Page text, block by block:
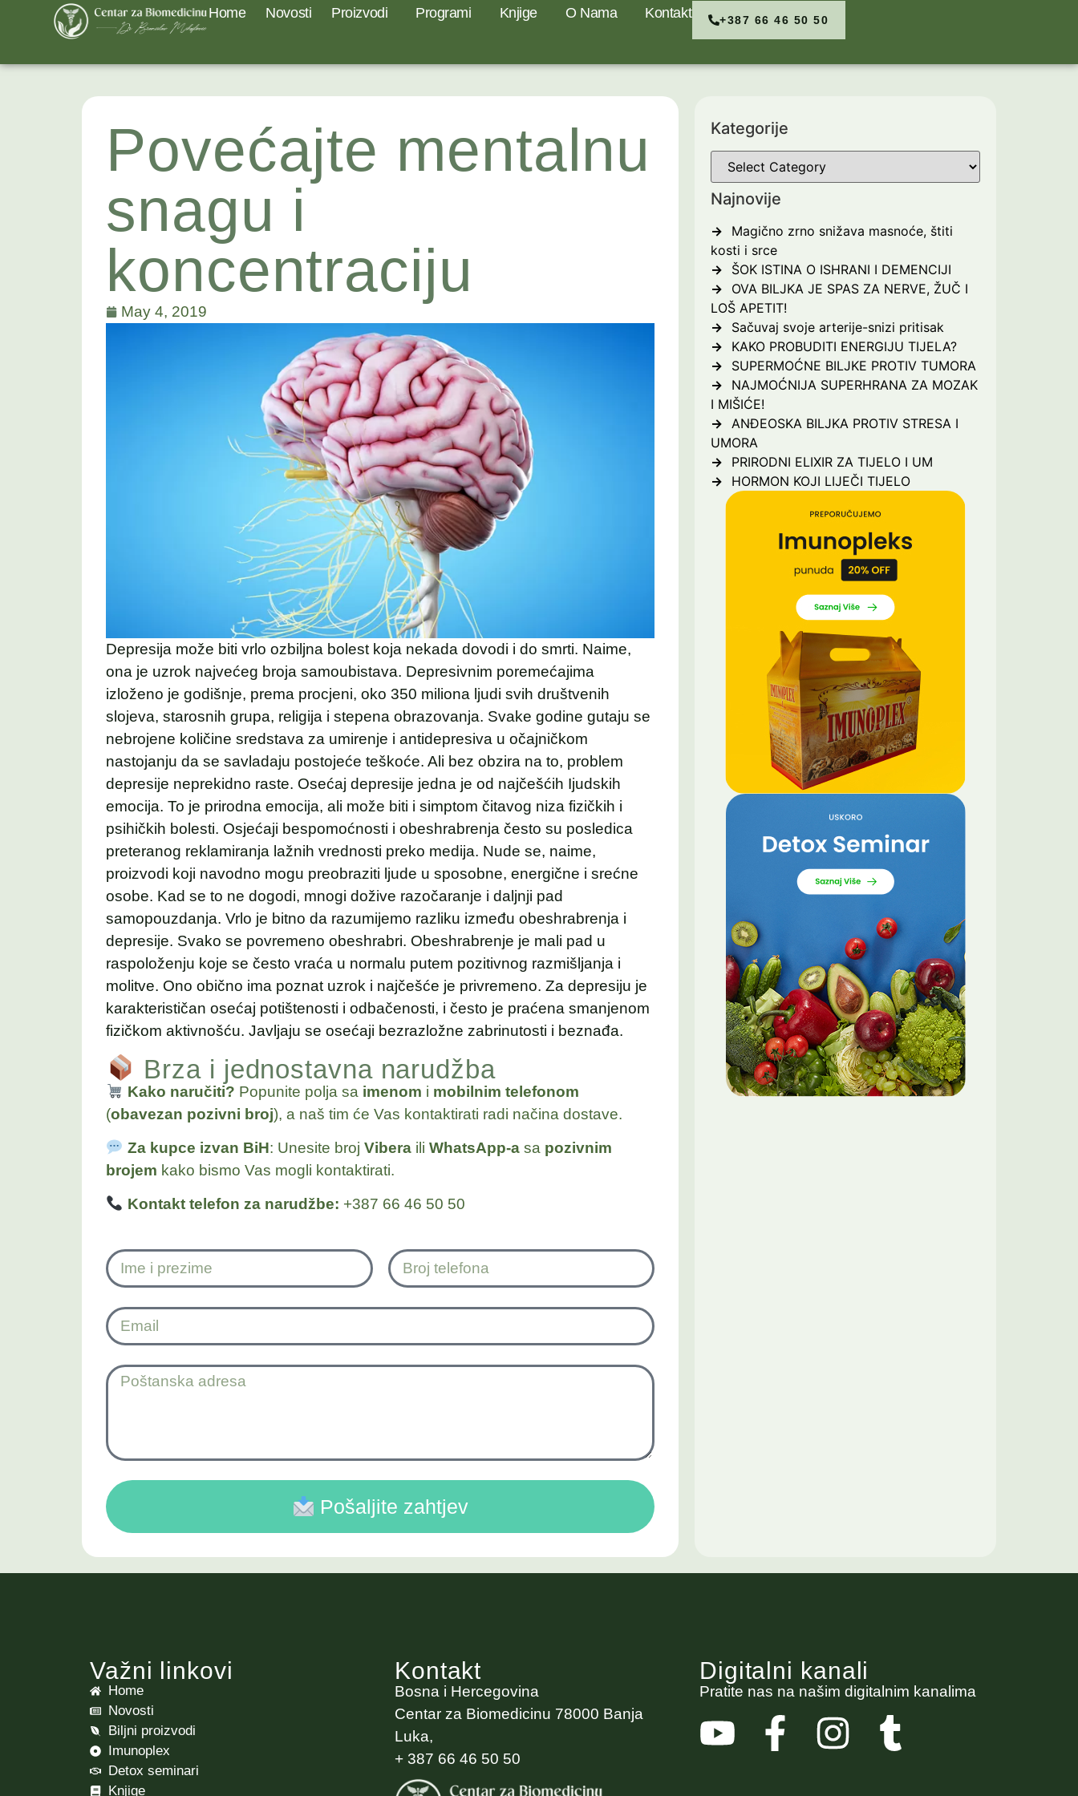
Home Novosti Proizvodi Programi Knjige O Nama Kontakt +387 66 46 50 50
Povećajte mentalnu
snagu i
koncentraciju
May 4, 2019
Depresija može biti vrlo ozbiljna bolest koja nekada dovodi i do smrti. Naime,
ona je uzrok najvećeg broja samoubistava. Depresivnim poremećajima
izloženo je godišnje, prema procjeni, oko 350 miliona ljudi svih društvenih
slojeva, starosnih grupa, religija i stepena obrazovanja. Svake godine gutaju se
nebrojene količine sredstava za umirenje i antidepresiva u očajničkom
nastojanju da se savladaju postojeće teškoće. Ali bez obzira na to, problem
depresije neprekidno raste. Osećaj depresije jedna je od najčešćih Ijudskih
emocija. To je prirodna emocija, ali može biti i simptom čitavog niza fizičkih i
psihičkih bolesti. Osjećaji bespomoćnosti i obeshrabrenja često su posledica
preteranog reklamiranja lažnih vrednosti preko medija. Nude se, naime,
proizvodi koji navodno mogu preobraziti ljude u sposobne, energične i srećne
osobe. Kad se to ne dogodi, mnogi dožive razočaranje i daljnji pad
samopouzdanja. Vrlo je bitno da razumijemo razliku između obeshrabrenja i
depresije. Svako se povremeno obeshrabri. Obeshrabrenje je mali pad u
raspoloženju koje se često vraća u normalu putem pozitivnog razmišljanja i
molitve. Ono obično ima poznat uzrok i najčešće je privremeno. Za depresiju je
karakterističan osećaj potištenosti i odbačenosti, i često je praćena smanjenom
fizičkom aktivnošću. Javljaju se osećaji bezrazložne zabrinutosti i beznađa.
Brza i jednostavna narudžba
Kako naručiti? Popunite polja sa imenom i mobilnim telefonom
(obavezan pozivni broj), a naš tim će Vas kontaktirati radi načina dostave.
Za kupce izvan BiH: Unesite broj Viberaili WhatsApp-asa pozivnim
brojem kako bismo Vas mogli kontaktirati.
Kontakt telefon za narudžbe: +387 66 46 50 50
Pošaljite zahtjev
Kategorije
Najnovije
Magično zrno snižava masnoće, štiti
kosti i srce
ŠOK ISTINA O ISHRANI I DEMENCIJI
OVA BILJKA JE SPAS ZA NERVE, ŽUČ I
LOŠ APETIT!
Sačuvaj svoje arterije-snizi pritisak
KAKO PROBUDITI ENERGIJU TIJELA?
SUPERMOĆNE BILJKE PROTIV TUMORA
NAJMOĆNIJA SUPERHRANA ZA MOZAK
I MIŠIĆE!
ANĐEOSKA BILJKA PROTIV STRESA I
UMORA
PRIRODNI ELIXIR ZA TIJELO I UM
HORMON KOJI LIJEČI TIJELO
Važni linkovi
Home
Novosti
Biljni proizvodi
Imunoplex
Detox seminari
Knjige
Kontakt
Bosna i Hercegovina
Centar za Biomedicinu 78000 Banja
Luka,
+ 387 66 46 50 50
Digitalni kanali
Pratite nas na našim digitalnim kanalima